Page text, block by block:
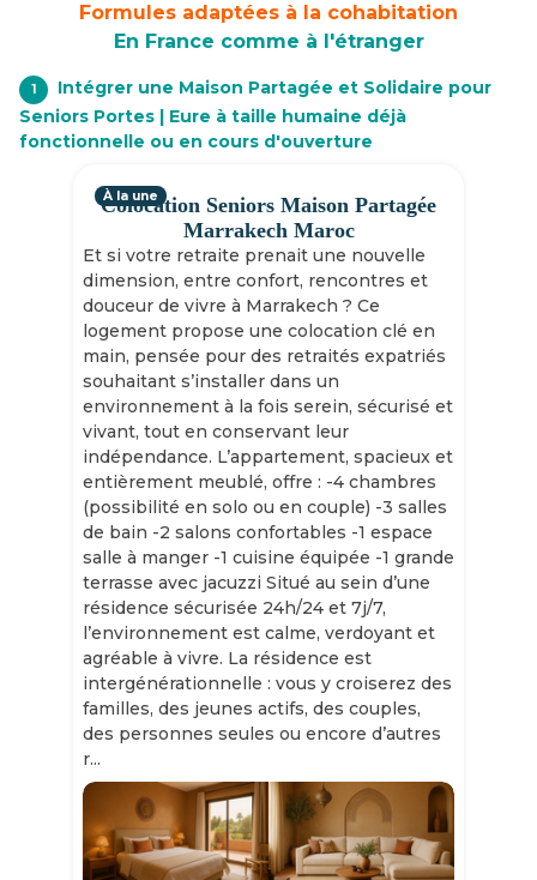
Formules adaptées à la cohabitation
En France comme à l'étranger
1
Intégrer une Maison Partagée et Solidaire pour
Seniors Portes | Eure à taille humaine déjà
fonctionnelle ou en cours d'ouverture
Colocation Seniors Maison Partagée
Marrakech Maroc
Et si votre retraite prenait une nouvelle
dimension, entre confort, rencontres et
douceur de vivre à Marrakech ? Ce
logement propose une colocation clé en
main, pensée pour des retraités expatriés
souhaitant s’installer dans un
environnement à la fois serein, sécurisé et
vivant, tout en conservant leur
indépendance. L’appartement, spacieux et
entièrement meublé, offre : -4 chambres
(possibilité en solo ou en couple) -3 salles
de bain -2 salons confortables -1 espace
salle à manger -1 cuisine équipée -1 grande
terrasse avec jacuzzi Situé au sein d’une
résidence sécurisée 24h/24 et 7j/7,
l’environnement est calme, verdoyant et
agréable à vivre. La résidence est
intergénérationnelle : vous y croiserez des
familles, des jeunes actifs, des couples,
des personnes seules ou encore d’autres
r...
À la une
Slide 1 of 11